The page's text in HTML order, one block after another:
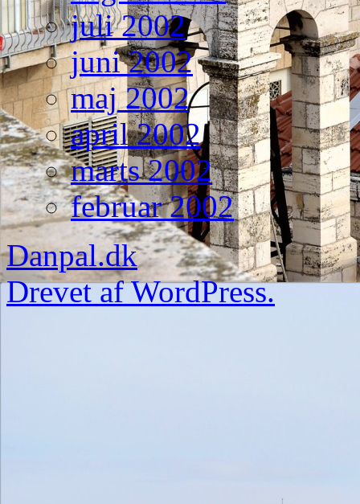
juli 2002
juni 2002
maj 2002
april 2002
marts 2002
februar 2002
Danpal.dk
Drevet af WordPress.